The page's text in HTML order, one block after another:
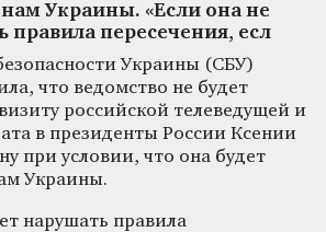
Украины. «Если она не
правила пересечения, есл
Украины (СБУ)
что ведомство не будет
российской телеведущей и
в президенты России Ксении
при условии, что она будет
Украины.
нарушать правила